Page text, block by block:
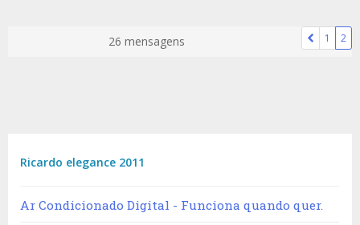
26 mensagens 1 2
Ricardo elegance 2011
Ar Condicionado Digital - Funciona quando quer.